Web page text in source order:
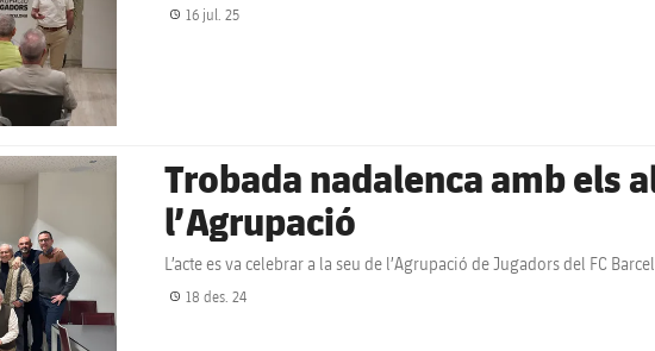
label.share.clock
16 jul. 25
Trobada nadalenca amb els
l’Agrupació
L’acte es va celebrar a la seu de l’Agrupació de Jugadors del FC
label.share.clock
18 des. 24